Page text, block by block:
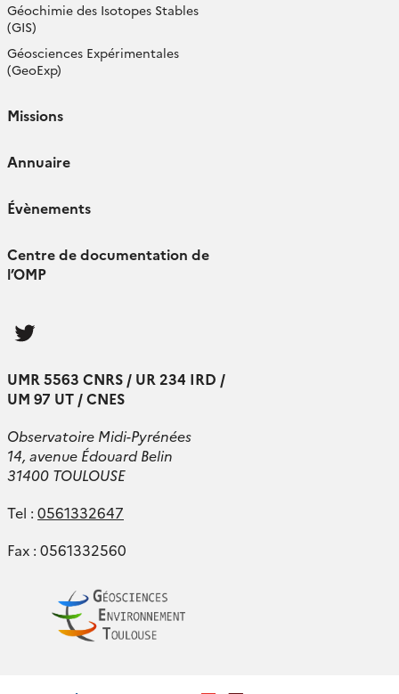
Géochimie des Isotopes Stables
(GIS)
Géosciences Expérimentales
(GeoExp)
Missions
Annuaire
Évènements
Centre de documentation de
l’OMP
UMR 5563 CNRS / UR 234 IRD /
UM 97 UT / CNES
Observatoire Midi-Pyrénées
14, avenue Édouard Belin
31400 TOULOUSE
Tel : 0561332647
Fax : 0561332560